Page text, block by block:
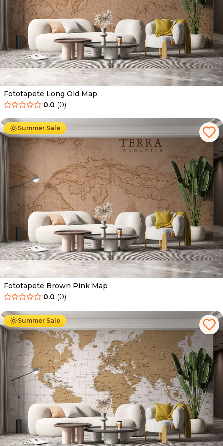
Fototapete Long Old Map
0.0 (0)
Summer Sale
Ab 34.90 € 19.90
Fototapete Brown Pink Map
0.0 (0)
Summer Sale
Ab 34.90 € 19.90